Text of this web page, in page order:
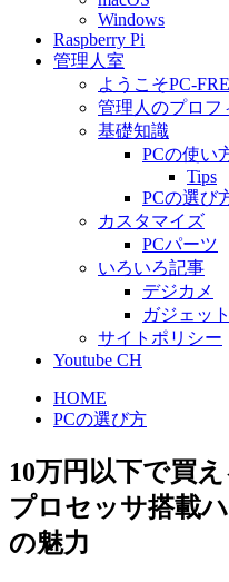
Windows
Raspberry Pi
管理人室
ようこそPC-
管理人のプロフ
基礎知識
PCの使い
Tips
PCの選び
カスタマイズ
PCパーツ
いろいろ記事
デジカメ
ガジェット
サイトポリシー
Youtube CH
HOME
PCの選び方
10万円以下で買
プロセッサ搭載
の魅力